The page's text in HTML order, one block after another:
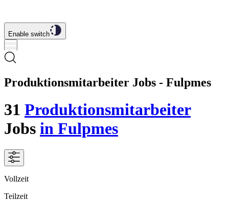
Enable switch
Produktionsmitarbeiter Jobs - Fulpmes
31 Produktionsmitarbeiter
Jobs in Fulpmes
Vollzeit
Teilzeit